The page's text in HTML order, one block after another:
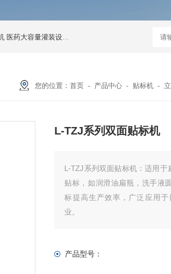
医药大容量灌装设备 节能型口服液联动生产线 洗、
您的位置： 首页 - 产品中心 - 贴标机 -
L-TZJ系列双面贴标机
L-TZJ系列双面贴标机：适用
贴标，如润滑油扁瓶，洗手液
标提高生产效率，广泛应用
业。
产品型号：